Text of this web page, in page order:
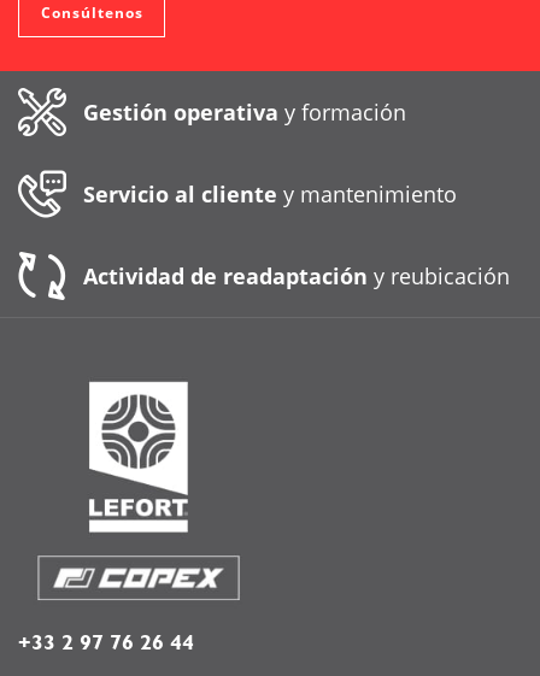
Consúltenos
Gestión operativa y formación
Servicio al cliente y mantenimiento
Actividad de readaptación y reubicación
+33 2 97 76 26 44